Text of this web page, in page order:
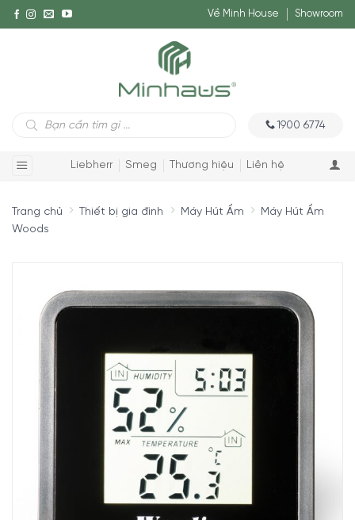
Về Minh House Showroom
Tìm
kiếm
1900 6774
Liebherr Smeg Thương hiệu Liên hệ
Trang chủ Thiết bị gia đình Máy Hút Ẩm
Máy Hút Ẩm
Woods